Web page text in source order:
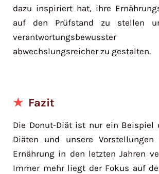
dazu inspiriert hat, ihre
auf den Prüfstand zu stellen
abwechslungsreicher zu gestalten.
Fazit
Die Donut-Diät ist nur ein Beispiel
Diäten und unsere Vorstellungen
Ernährung in den letzten Jahren
Immer mehr liegt der Fokus auf